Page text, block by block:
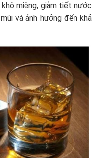
khô miệng, giảm tiết nước
và ảnh hưởng đến khả